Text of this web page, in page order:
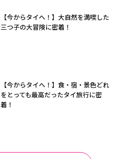
【今からタイへ！】大自然を満喫した
三つ子の大冒険に密着！
【今からタイへ！】食・宿・景色どれ
をとっても最高だったタイ旅行に密
着！